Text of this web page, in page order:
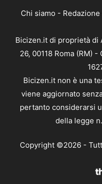
Chi siamo - Redazione
Bicizen.it di proprietà di
26, 00118 Roma (RM)
Bicizen.it non è una
viene aggiornato
pertanto considerarsi
della legge
Copyright ©2026 -